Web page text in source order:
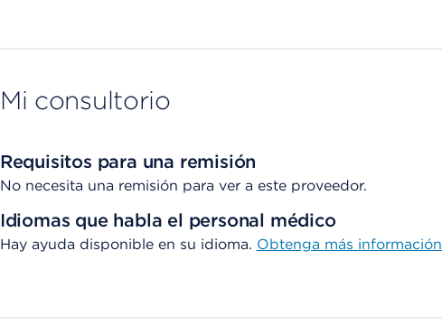
Mi consultorio
Requisitos para una remisión
No necesita una remisión para ver a este proveedor.
Idiomas que habla el personal médico
Hay ayuda disponible en su idioma. Obtenga más información